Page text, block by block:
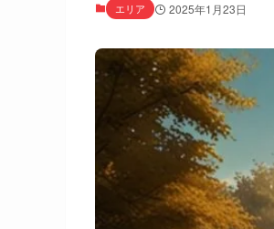
エリア 2025年1月23日